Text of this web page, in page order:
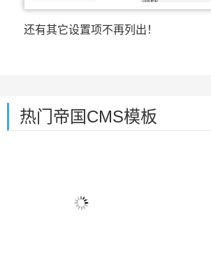
还有其它设置项不再列出！
热门帝国CMS模板